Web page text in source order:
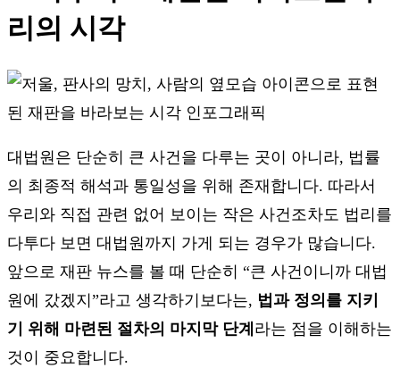
리의 시각
대법원은 단순히 큰 사건을 다루는 곳이 아니라, 법률
의 최종적 해석과 통일성을 위해 존재합니다. 따라서
우리와 직접 관련 없어 보이는 작은 사건조차도 법리를
다투다 보면 대법원까지 가게 되는 경우가 많습니다.
앞으로 재판 뉴스를 볼 때 단순히 “큰 사건이니까 대법
원에 갔겠지”라고 생각하기보다는, 법과 정의를 지키
기 위해 마련된 절차의 마지막 단계 라는 점을 이해하는
것이 중요합니다.